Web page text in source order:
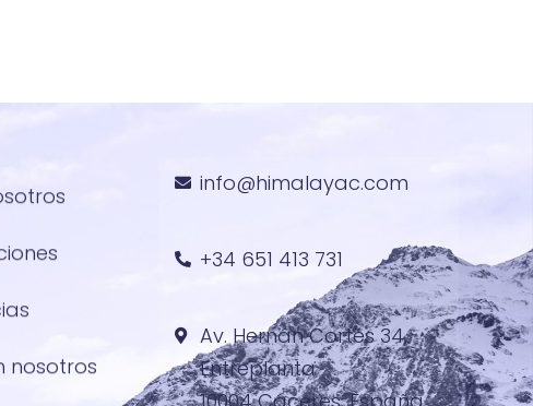
nosotros
info@himalayac.com
+34 651 413 731
Av. Hernán Cortés 34,
Entreplanta